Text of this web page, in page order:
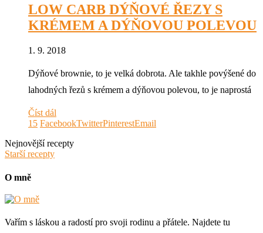
LOW CARB DÝŇOVÉ ŘEZY S
KRÉMEM A DÝŇOVOU POLEVOU
1. 9. 2018
Dýňové brownie, to je velká dobrota. Ale takhle povýšené do
lahodných řezů s krémem a dýňovou polevou, to je naprostá
Číst dál
15 FacebookTwitterPinterestEmail
Nejnovější recepty
Starší recepty
O mně
Vařím s láskou a radostí pro svoji rodinu a přátele. Najdete tu